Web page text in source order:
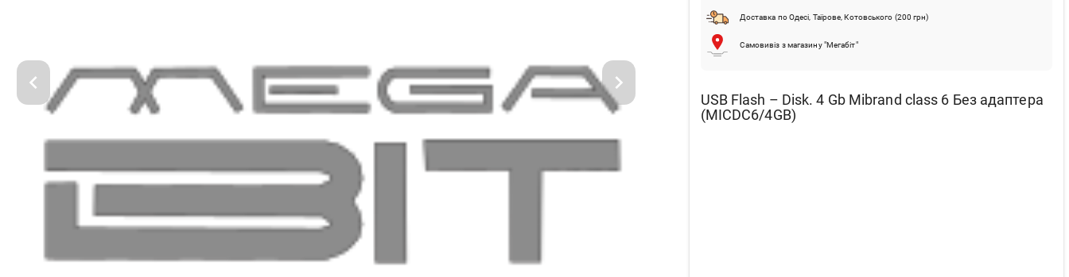
Доставка по Одесі, Таїрове, Котовського (200 грн)
Самовивіз з магазину "Мегабіт"
USB Flash – Disk. 4 Gb Mibrand class 6 Без адаптера
(MICDC6/4GB)